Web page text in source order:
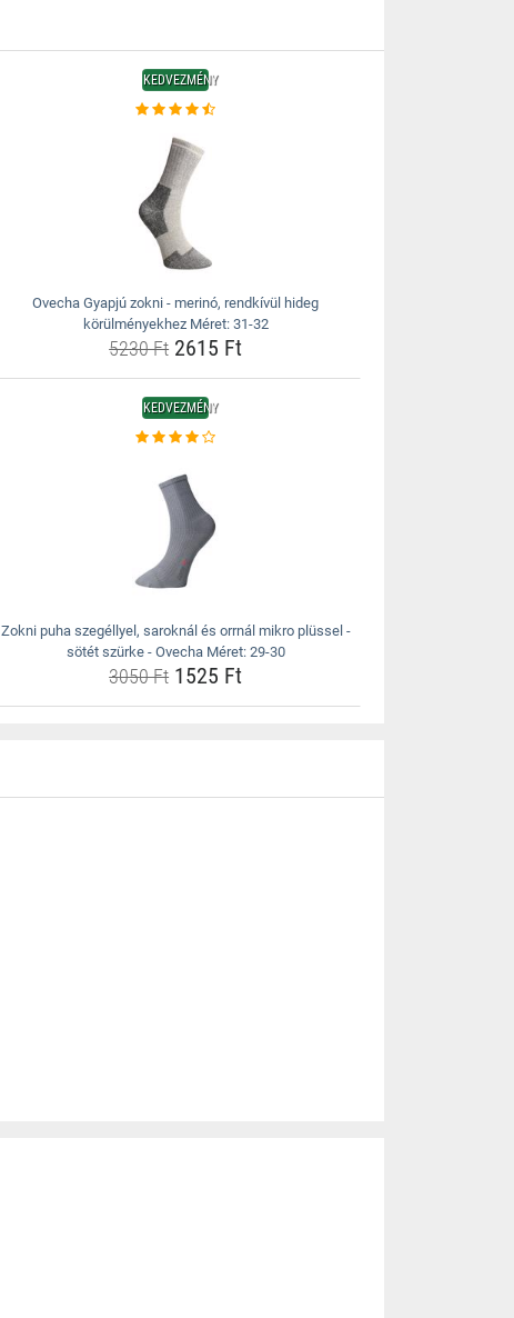
KEDVEZMÉNY
Ovecha Gyapjú zokni - merinó, rendkívül hideg
körülményekhez Méret: 31-32
5230 Ft 2615 Ft
KEDVEZMÉNY
Zokni puha szegéllyel, saroknál és orrnál mikro plüssel -
sötét szürke - Ovecha Méret: 29-30
3050 Ft 1525 Ft